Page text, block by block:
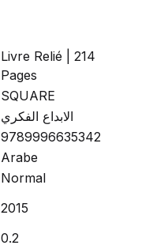
Livre Relié | 214
Pages
SQUARE
الابداع الفكري
9789996635342
Arabe
Normal
2015
0.2